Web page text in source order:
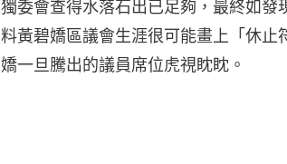
獨委會查得水落石出已足夠，最終如發
料黃碧嬌區議會生涯很可能畫上「休止
嬌一旦騰出的議員席位虎視眈眈。